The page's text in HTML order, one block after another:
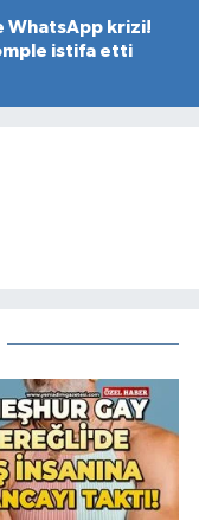
WhatsApp krizi!
istifa etti